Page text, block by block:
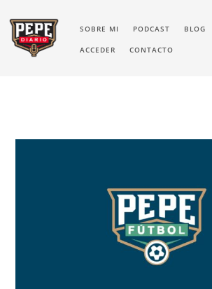
SOBRE MI PODCAST BLOG
ACCEDER CONTACTO